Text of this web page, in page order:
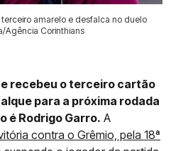
amarelo e desfalca no duelo
Agência Corinthians
recebeu o terceiro cartão
para a próxima rodada
é Rodrigo Garro. A
contra o Grêmio, pela 18ª